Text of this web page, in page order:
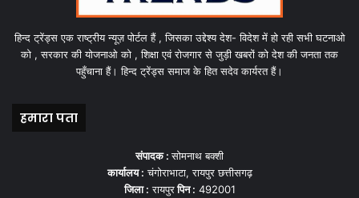
हिन्द ट्रेंड्स एक राष्ट्रीय न्यूज़ पोर्टल हैं , जिसका उद्देश्य देश- विदेश में हो रही सभी घटनाओ
को , सरकार की योजनाओ को , शिक्षा एवं रोजगार से जुड़ी खबरों को देश की जनता तक
पहुँचाना हैं। हिन्द ट्रेंड्स समाज के हित सदेव कार्यरत हैं।
हमारा पता
संपादक :सोमनाथ बक्शी
कार्यालय : चंगोराभाटा, रायपुर छत्तीसगढ़
जिला : रायपुरपिन : 492001